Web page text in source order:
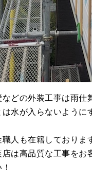
どの外装工事は雨仕
水が入らないように
人も在籍しておりま
は高品質な工事を